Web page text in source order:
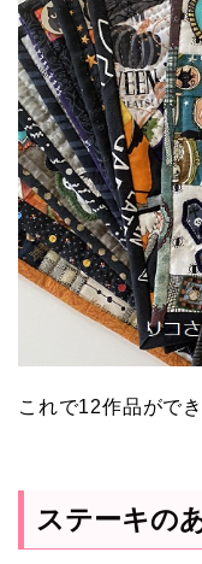
これで12作品ができ
ステーキの